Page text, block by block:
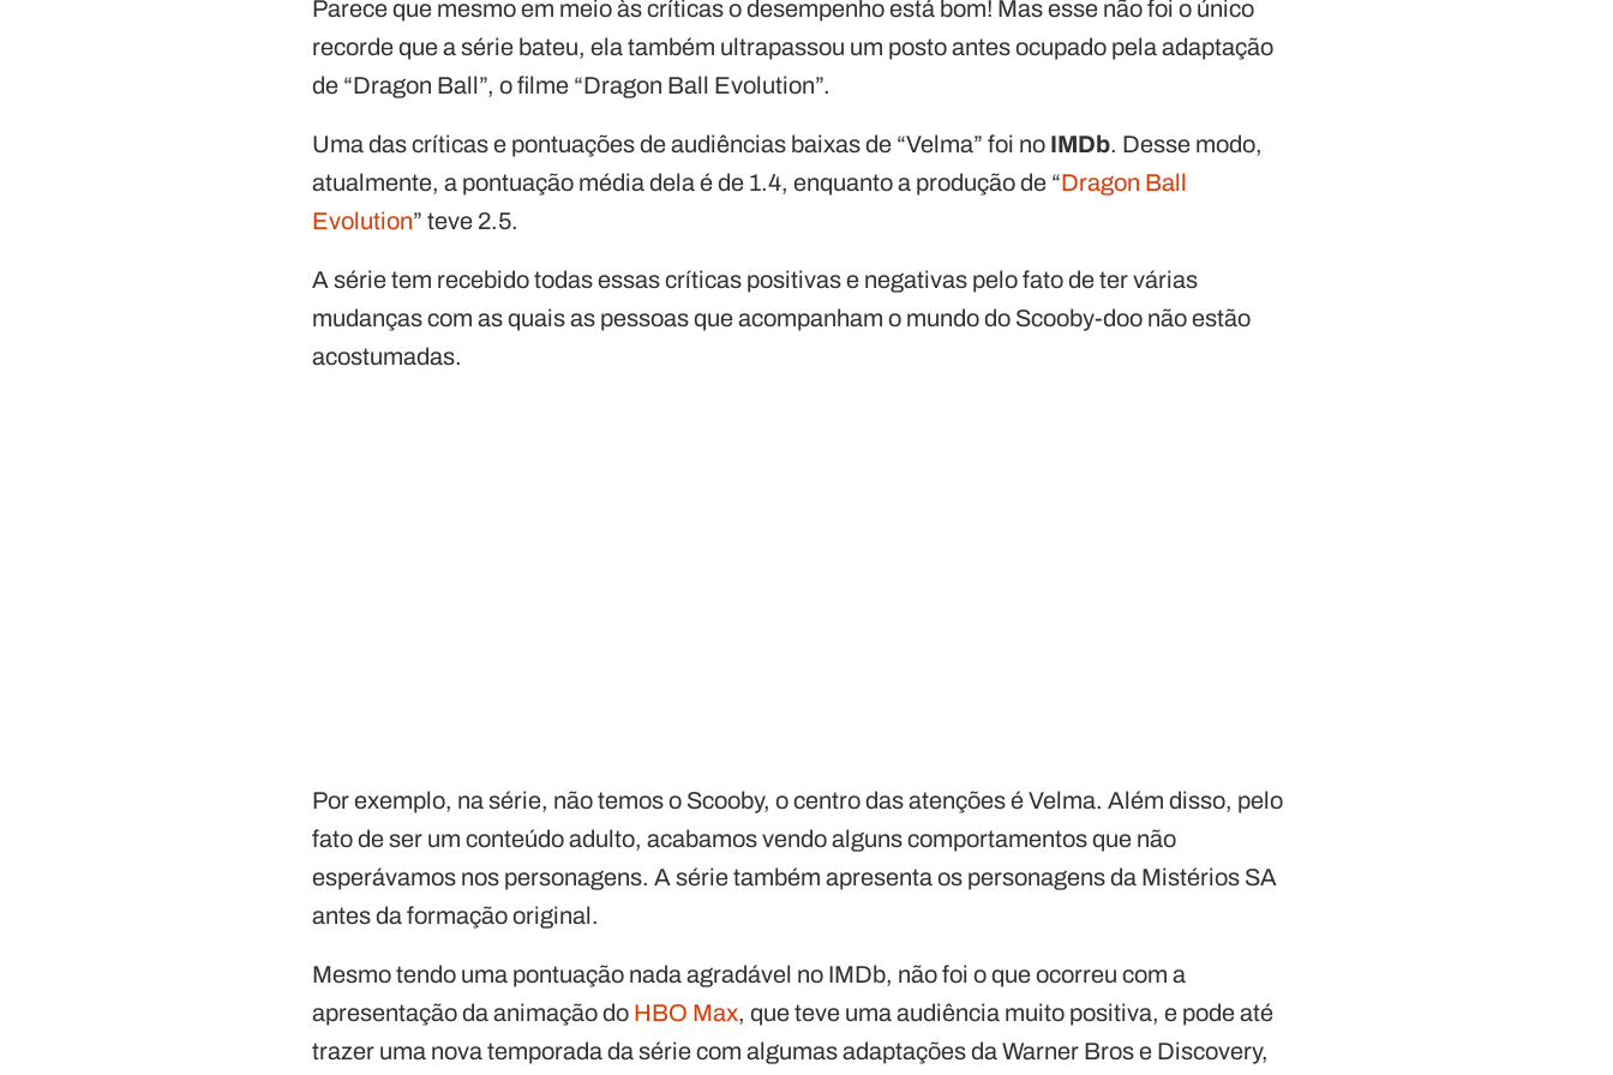
Parece que mesmo em meio às críticas o desempenho está bom! Mas esse não foi o único
recorde que a série bateu, ela também ultrapassou um posto antes ocupado pela adaptação
de “Dragon Ball”, o filme “Dragon Ball Evolution”.
Uma das críticas e pontuações de audiências baixas de “Velma” foi no IMDb. Desse modo,
atualmente, a pontuação média dela é de 1.4, enquanto a produção de “Dragon Ball
Evolution” teve 2.5.
A série tem recebido todas essas críticas positivas e negativas pelo fato de ter várias
mudanças com as quais as pessoas que acompanham o mundo do Scooby-doo não estão
acostumadas.
Por exemplo, na série, não temos o Scooby, o centro das atenções é Velma. Além disso, pelo
fato de ser um conteúdo adulto, acabamos vendo alguns comportamentos que não
esperávamos nos personagens. A série também apresenta os personagens da Mistérios SA
antes da formação original.
Mesmo tendo uma pontuação nada agradável no IMDb, não foi o que ocorreu com a
apresentação da animação do HBO Max, que teve uma audiência muito positiva, e pode até
trazer uma nova temporada da série com algumas adaptações da Warner Bros e Discovery,